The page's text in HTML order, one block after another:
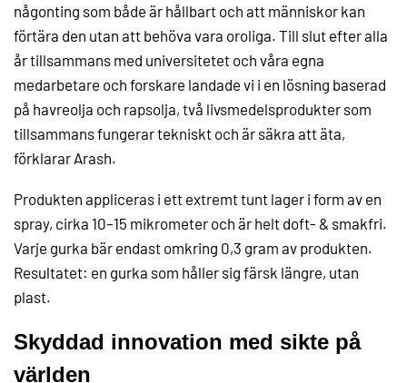
någonting som både är hållbart och att människor kan
förtära den utan att behöva vara oroliga. Till slut efter alla
år tillsammans med universitetet och våra egna
medarbetare och forskare landade vi i en lösning baserad
på havreolja och rapsolja, två livsmedelsprodukter som
tillsammans fungerar tekniskt och är säkra att äta,
förklarar Arash.
Produkten appliceras i ett extremt tunt lager i form av en
spray, cirka 10–15 mikrometer och är helt doft- & smakfri.
Varje gurka bär endast omkring 0,3 gram av produkten.
Resultatet: en gurka som håller sig färsk längre, utan
plast.
Skyddad innovation med sikte på
världen